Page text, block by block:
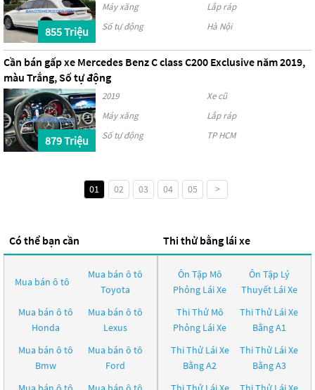
855 Triệu
Máy xăng
Lắp ráp
Số tự động
Hà Nội
Cần bán gấp xe Mercedes Benz C class C200 Exclusive năm 2019,
màu Trắng, Số tự động
879 Triệu
2019
Xe cũ
Máy xăng
Lắp ráp
Số tự động
TP HCM
01 02 03 04 05 >
Có thể bạn cần
Mua bán ô tô
Mua bán ô tô
Toyota
Mua bán ô tô
Honda
Mua bán ô tô
Lexus
Mua bán ô tô
Bmw
Mua bán ô tô
Ford
Thi thử bằng lái xe
Ôn Tập Mô
Phỏng Lái Xe
Ôn Tập Lý
Thuyết Lái Xe
Thi Thử Mô
Phỏng Lái Xe
Thi Thử Lái Xe
Bằng A1
Thi Thử Lái Xe
Bằng A2
Thi Thử Lái Xe
Bằng A3